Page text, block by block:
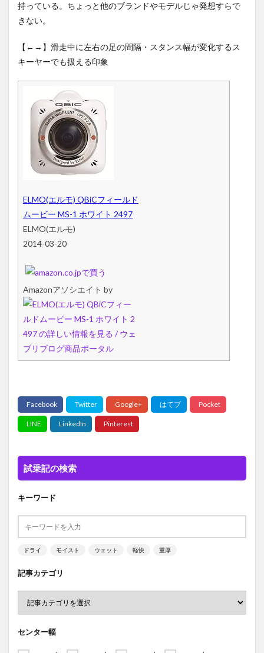
持っている。ちょっと他のブランドやモデルじゃ発想すらで
きない。
【←→】滑走中に左右の足の間隔・スタンス幅が変化するス
キーヤーでも扱える印象
ELMO(エルモ) QBiCフィールド
ムービー MS-1 ホワイト 2497
ELMO(エルモ)
2014-03-20
Amazonアソシエイト by
試乗記の検索
キーワード
ドライ モイスト ウェット 軽快 重厚
記事カテゴリ
センター幅